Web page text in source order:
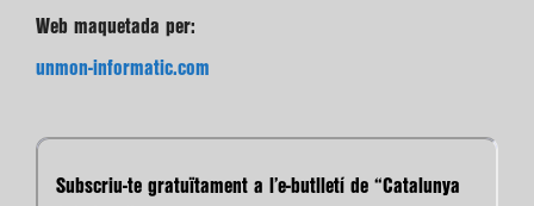
Web maquetada per:
unmon-informatic.com
Subscriu-te gratuïtament a l’e-butlletí de “Catalunya